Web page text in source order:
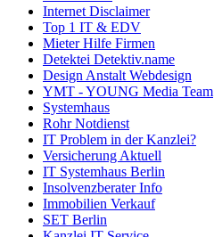
Internet Disclaimer
Top 1 IT & EDV
Mieter Hilfe Firmen
Detektei Detektiv.name
Design Anstalt Webdesign
YMT - YOUNG Media Team
Systemhaus
Rohr Notdienst
IT Problem in der Kanzlei?
Versicherung Aktuell
IT Systemhaus Berlin
Insolvenzberater Info
Immobilien Verkauf
SET Berlin